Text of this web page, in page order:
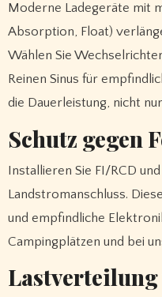
Moderne Ladegeräte mit
Absorption, Float)
Wählen Sie
Reinen Sinus für
die Dauerleistung, nicht
Schutz gegen
Installieren Sie FI/RCD
Landstromanschluss.
und empfindliche
Campingplätzen und bei